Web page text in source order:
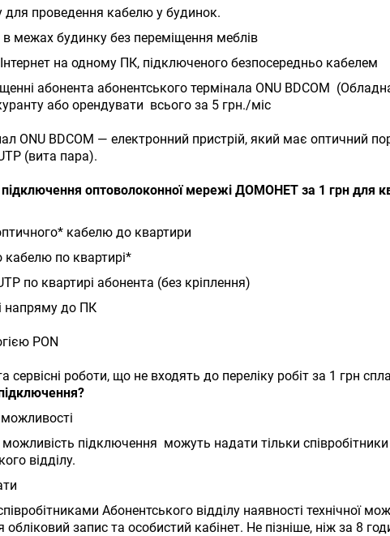
для проведення кабелю у будинок.
межах будинку без переміщення меблів
на одному ПК, підключеного безпосередньо кабелем
абонента абонентського термінала ONU BDCOM
або орендувати всього за 5 грн./міс
ONU BDCOM — електронний пристрій, який має оптичний
(вита пара).
оптоволоконної мережі ДОМОНЕТ за 1 грн для
кабелю до квартири
кабелю по квартирі*
по квартирі абонента (без кріплення)
напряму до ПК
PON
сервісні роботи, що не входять до переліку робіт за 1 грн
можливості
можливість підключення можуть надати тільки
відділу.
Абонентського відділу наявності технічної
запис та особистий кабінет. Не пізніше, ніж за 8